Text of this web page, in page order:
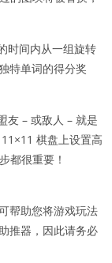
时间内从一组旋转
特单词的得分奖
友 – 或敌人 – 就是
棋盘上设置高
都很重要！
帮助您将游戏玩法
推器，因此请务必